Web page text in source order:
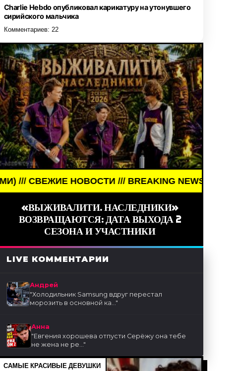
Charlie Hebdo опубликовал карикатуру на утонувшего
сирийского мальчика
Комментариев: 22
/// BREAKING NEWS /// НОВОСТИ (СМИ) ///
«ВЫЖИВАЛИТИ. НАСЛЕДНИКИ»
ВОЗВРАЩАЮТСЯ: ДАТА ВЫХОДА 2
СЕЗОНА И УЧАСТНИКИ
LIVE КОММЕНТАРИИ
Андрей
"Холодильник Samsung вдруг перестал
морозить в основной ка..."
Анна
"Евгения хорошева отпусти Серёжу она тебе
не жена не ре..."
САМЫЕ КРАСИВЫЕ ДЕВУШКИ